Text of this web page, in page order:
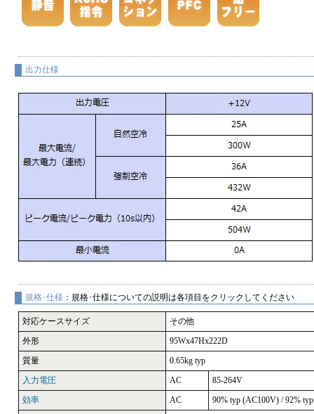
出力仕様
規格･仕様 ：規格･仕様についての説明は各項目をクリックしてください
対応ケースサイズ
その他
外形
95Wx47Hx222D
質量
0.65kg typ
入力電圧
AC
85-264V
効率
AC
90% typ (AC100V) / 92%